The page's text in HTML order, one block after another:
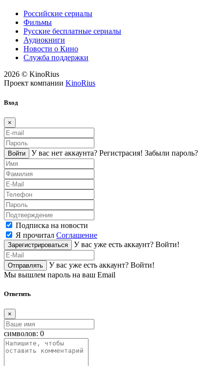
Российские сериалы
Фильмы
Русские бесплатные сериалы
Аудиокниги
Новости о Кино
Служба поддержки
2026 © KinoRius
Проект компании KinoRius
Вход
×
Войти У вас нет аккаунта? Регистраcия! Забыли пароль?
Подписка на новости
Я прочитал Соглашение
Зарегистрироваться У вас уже есть аккаунт? Войти!
Отправлять У вас уже есть аккаунт? Войти!
Мы вышлем пароль на ваш Email
Ответить
×
символов: 0